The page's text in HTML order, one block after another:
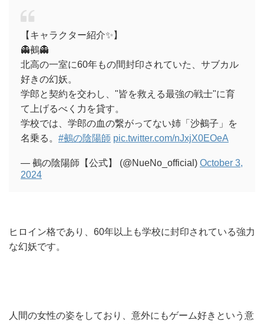
【キャラクター紹介✨】
👻鵺👻
北高の一室に60年もの間封印されていた、サブカル
好きの幻妖。
学郎と契約を交わし、"皆を救える最強の戦士"に育
て上げるべく力を貸す。
学校では、学郎の血の繋がってない姉「沙鵺子」を
名乗る。 #鵺の陰陽師 pic.twitter.com/nJxjX0EOeA
— 鵺の陰陽師【公式】 (@NueNo_official) October 3,
2024
ヒロイン格であり、60年以上も学校に封印されている強力
な幻妖です。
人間の女性の姿をしており、意外にもゲーム好きという意